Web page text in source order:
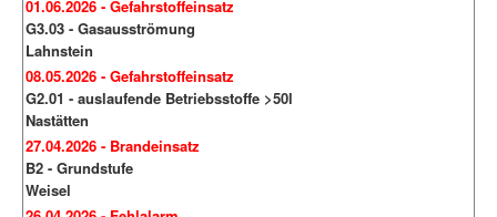
01.06.2026 - Gefahrstoffeinsatz
G3.03 - Gasausströmung
Lahnstein
08.05.2026 - Gefahrstoffeinsatz
G2.01 - auslaufende Betriebsstoffe >50l
Nastätten
27.04.2026 - Brandeinsatz
B2 - Grundstufe
Weisel